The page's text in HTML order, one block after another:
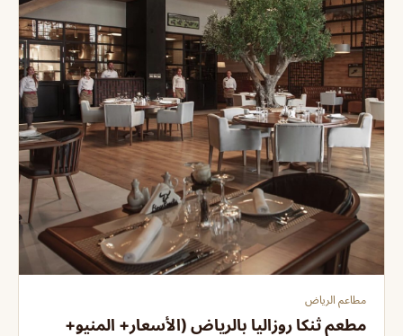
مطاعم الرياض
مطعم ثنكا روزاليا بالرياض (الأسعار+ المنيو+